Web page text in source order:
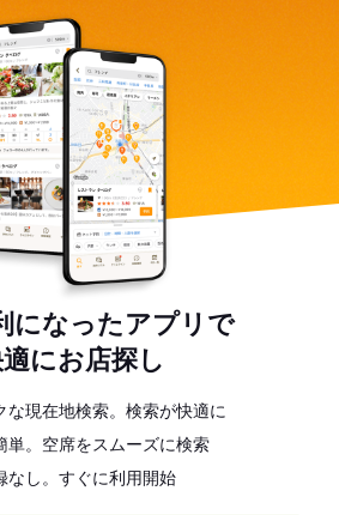
になったアプリで
にお店探し
な現在地検索。検索が快適に
単。空席をスムーズに検索
なし。すぐに利用開始